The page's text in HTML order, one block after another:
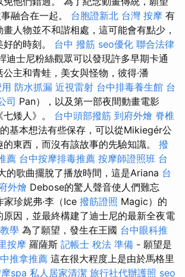
融合在一起。 台胞證新北 台灣 按摩 有
人物並不和諧相處，這可能會有點少，
的時刻。 台中 撥筋 seo優化 聯合法律
迪士尼粉絲觀眾可以發現許多早期卡通
主和青蛙，美女與怪物，彼得·潘
防水抓漏 近視雷射 台中排毒養生館 台
司 Pan），以及第一部夜間動畫電影
七矮人》。 台中頭部撥筋 到府外燴 脊椎
基本想法有些保存，可以從Mikiegér公
東西，而沒有該故事的先驗知識。 撥
薦 台中按摩排毒推薦 按摩師證照班 台
的歌曲擺脫了播放時間，這是Ariana 台
外燴 Debose的驚人聲音使人們難忘
珍妮弗·李（Ice 撥筋證照 Magic）的
因，並最終構建了迪士尼的最新全夜電
學 為了願望，發生在王國 台中眼科推
按摩 羅薩斯 記帳士 稅法 準備 - 願望是
推拿推薦 這在很大程度上是由於馬格里
spa 私人居家清潔 旅行社代辦護照 seo